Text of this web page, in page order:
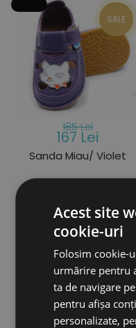
SALE
185 Lei
167 Lei
Sanda Miau/ Violet
SALE
Acest site
cookie-uri
Folosim cookie-
urmărire pentru
ta de navigare
pentru afișa
personalizate,